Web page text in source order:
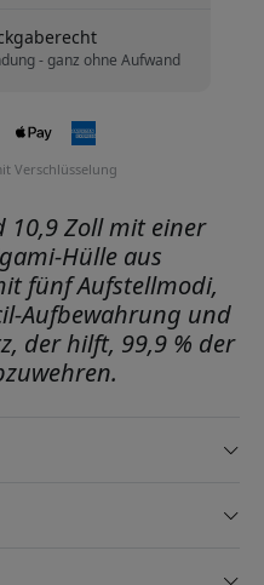
- ganz ohne Aufwand
Verschlüsselung
10,9 Zoll mit einer
Hülle aus
fünf Aufstellmodi,
Aufbewahrung und
der hilft, 99,9 % der